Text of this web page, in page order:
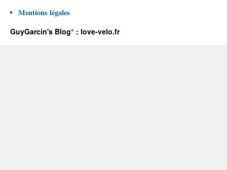
Mentions légales
GuyGarcin's Blog° : love-velo.fr